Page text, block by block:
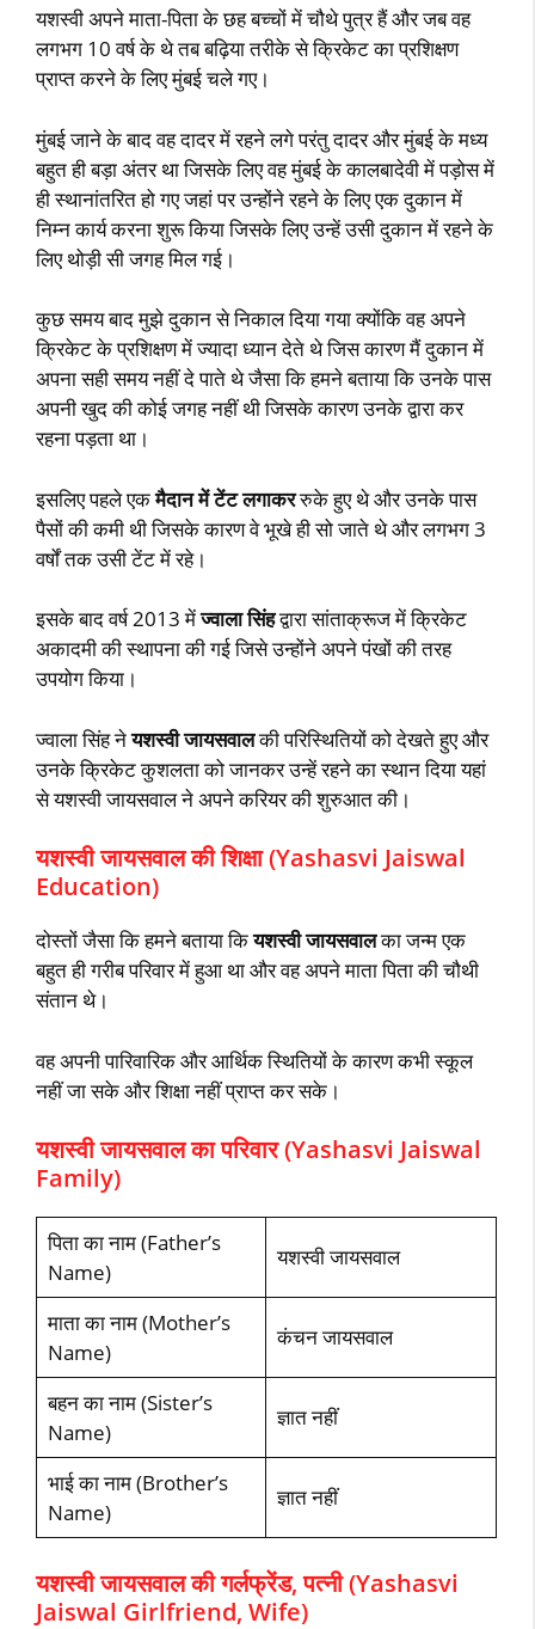
यशस्वी अपने माता-पिता के छह बच्चों में चौथे पुत्र हैं और जब वह
लगभग 10 वर्ष के थे तब बढ़िया तरीके से क्रिकेट का प्रशिक्षण
प्राप्त करने के लिए मुंबई चले गए।
मुंबई जाने के बाद वह दादर में रहने लगे परंतु दादर और मुंबई के मध्य
बहुत ही बड़ा अंतर था जिसके लिए वह मुंबई के कालबादेवी में पड़ोस में
ही स्थानांतरित हो गए जहां पर उन्होंने रहने के लिए एक दुकान में
निम्न कार्य करना शुरू किया जिसके लिए उन्हें उसी दुकान में रहने के
लिए थोड़ी सी जगह मिल गई।
कुछ समय बाद मुझे दुकान से निकाल दिया गया क्योंकि वह अपने
क्रिकेट के प्रशिक्षण में ज्यादा ध्यान देते थे जिस कारण मैं दुकान में
अपना सही समय नहीं दे पाते थे जैसा कि हमने बताया कि उनके पास
अपनी खुद की कोई जगह नहीं थी जिसके कारण उनके द्वारा कर
रहना पड़ता था।
इसलिए पहले एकमैदान में टेंट लगाकररुके हुए थे और उनके पास
पैसों की कमी थी जिसके कारण वे भूखे ही सो जाते थे और लगभग 3
वर्षों तक उसी टेंट में रहे।
इसके बाद वर्ष 2013 मेंज्वाला सिंहद्वारा सांताक्रूज में क्रिकेट
अकादमी की स्थापना की गई जिसे उन्होंने अपने पंखों की तरह
उपयोग किया।
ज्वाला सिंह नेयशस्वी जायसवालकी परिस्थितियों को देखते हुए और
उनके क्रिकेट कुशलता को जानकर उन्हें रहने का स्थान दिया यहां
से यशस्वी जायसवाल ने अपने करियर की शुरुआत की।
यशस्वी जायसवाल की शिक्षा (Yashasvi Jaiswal
Education)
दोस्तों जैसा कि हमने बताया कियशस्वी जायसवालका जन्म एक
बहुत ही गरीब परिवार में हुआ था और वह अपने माता पिता की चौथी
संतान थे।
वह अपनी पारिवारिक और आर्थिक स्थितियों के कारण कभी स्कूल
नहीं जा सके और शिक्षा नहीं प्राप्त कर सके।
यशस्वी जायसवाल का परिवार (Yashasvi Jaiswal
Family)
पिता का नाम (Father’s
Name)
यशस्वी जायसवाल
माता का नाम (Mother’s
Name)
कंचन जायसवाल
बहन का नाम (Sister’s
Name)
ज्ञात नहीं
भाई का नाम (Brother’s
Name)
ज्ञात नहीं
यशस्वी जायसवाल की गर्लफ्रेंड, पत्नी (Yashasvi
Jaiswal Girlfriend, Wife)